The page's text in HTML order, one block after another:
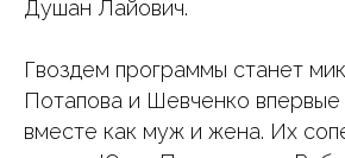
Душан Лайович.
Гвоздем программы станет
Потапова и Шевченко
вместе как муж и жена. Их